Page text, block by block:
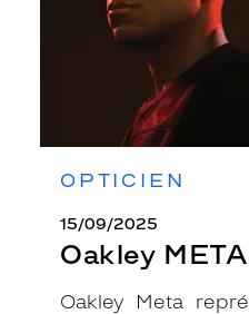
OPTICIEN
15/09/2025
Oakley META
Oakley Meta